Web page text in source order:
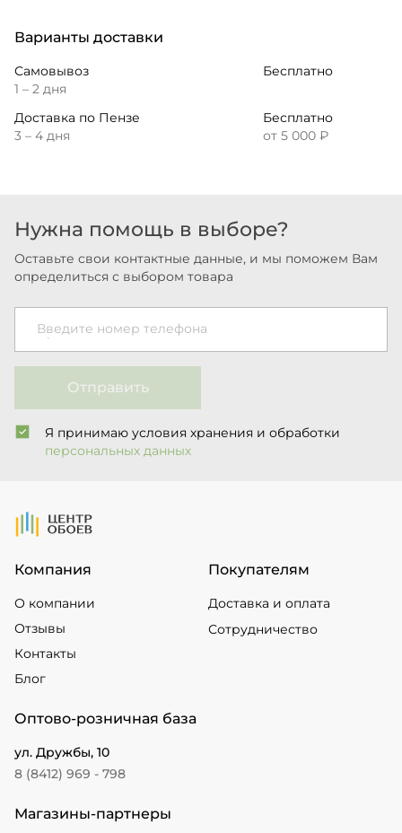
Варианты доставки
Самовывоз
1 – 2 дня
Бесплатно
Доставка по Пензе
3 – 4 дня
Бесплатно
от 5 000 ₽
Нужна помощь в выборе?
Оставьте свои контактные данные, и мы поможем Вам
определиться с выбором товара
Введите номер телефона
Отправить
Я принимаю условия хранения и обработки
персональных данных
На Главную
Компания
О компании
Отзывы
Контакты
Блог
Покупателям
Доставка и оплата
Сотрудничество
Оптово-розничная база
ул. Дружбы, 10
8 (8412) 969 - 798
Магазины-партнеры